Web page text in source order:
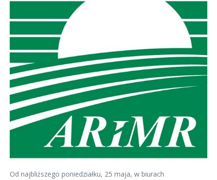
Od najbliższego poniedziałku, 25 maja, w biurach